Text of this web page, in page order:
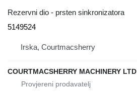
Rezervni dio - prsten sinkronizatora
5149524
Irska, Courtmacsherry
COURTMACSHERRY MACHINERY LTD